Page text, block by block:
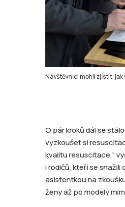
Návštěvníci mohli zjistit, jak
O pár kroků dál se
vyzkoušet si
kvalitu resuscitace,“
i rodičů, kteří se
asistentkou na
ženy až po modely